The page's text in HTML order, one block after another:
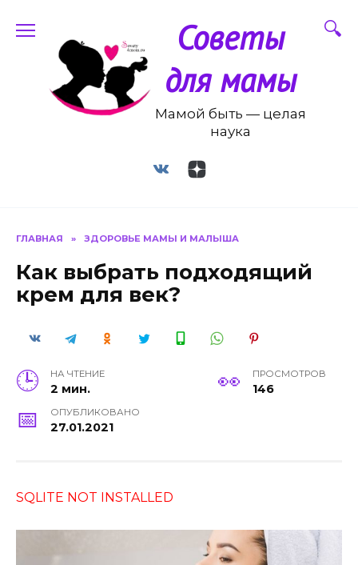
содержанию
Советы
для мамы
Мамой быть — целая
наука
ГЛАВНАЯ » ЗДОРОВЬЕ МАМЫ И МАЛЫША
Как выбрать подходящий
крем для век?
НА ЧТЕНИЕ
2 мин.
ПРОСМОТРОВ
146
ОПУБЛИКОВАНО
27.01.2021
SQLITE NOT INSTALLED